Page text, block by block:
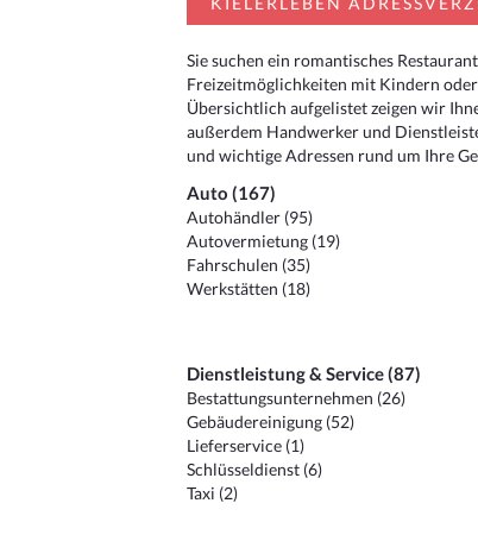
Sie suchen ein romantisches
Freizeitmöglichkeiten mit Kindern
Übersichtlich aufgelistet zeigen wir
außerdem Handwerker und
und wichtige Adressen rund um Ihre
Auto (167)
Autohändler (95)
Autovermietung (19)
Fahrschulen (35)
Werkstätten (18)
Dienstleistung & Service (87)
Bestattungsunternehmen (26)
Gebäudereinigung (52)
Lieferservice (1)
Schlüsseldienst (6)
Taxi (2)